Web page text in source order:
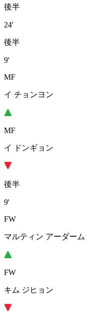
後半
24'
後半
9'
MF
イ チョンヨン
MF
イ ドンギョン
後半
9'
FW
マルティン アーダーム
FW
キム ジヒョン